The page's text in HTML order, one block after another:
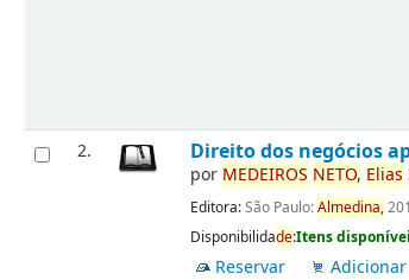
2. Direito dos negócios
por MEDEIROS NETO, Elias
Editora:São Paulo:Almedina,
Disponibilidade:Itens
Reservar